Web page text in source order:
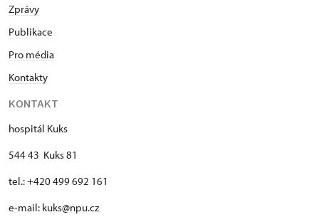
Zprávy
Publikace
Pro média
Kontakty
KONTAKT
hospitál Kuks
544 43 Kuks 81
tel.: +420 499 692 161
e-mail: kuks@npu.cz